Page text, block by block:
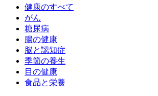
健康のすべて
がん
糖尿病
腸の健康
脳と認知症
季節の養生
目の健康
食品と栄養